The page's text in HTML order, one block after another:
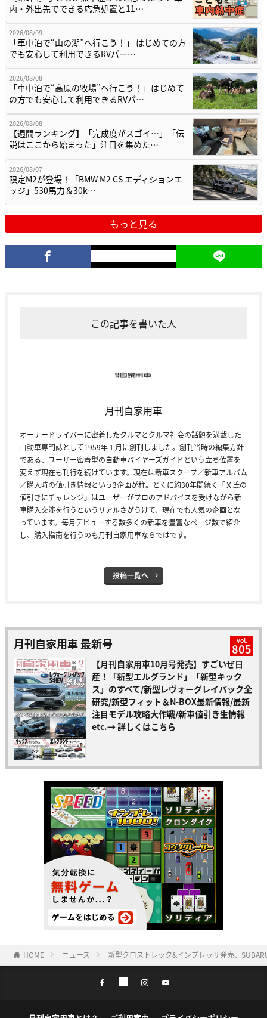
内・外出先でできる応急処置と11…
2026/08/09
「車中泊で“山の湖”へ行こう！」 はじめての方
でも安心して利用できるRVパー…
2026/08/08
「車中泊で“高原の牧場”へ行こう！」はじめて
の方でも安心して利用できるRVパ…
2026/08/08
【週間ランキング】「完成度がスゴイ…」「伝
説はここから始まった」注目を集めた…
2026/08/07
限定M2が登場！「BMW M2 CS エディションエ
ッジ」530馬力＆30k…
もっと見る
この記事を書いた人
月刊自家用車
オーナードライバーに密着したクルマとクルマ社会の話題を満載した
自動車専門誌として1959年１月に創刊しました。創刊当時の編集方針
である、ユーザー密着型の自動車バイヤーズガイドという立ち位置を
変えず現在も刊行を続けています。現在は新車スクープ／新車アルバム
／購入時の値引き情報という3企画が柱。とくに約30年間続く「Ｘ氏の
値引きにチャレンジ」はユーザーがプロのアドバイスを受けながら新
車購入交渉を行うというリアルさがうけて、現在でも人気の企画とな
っています。毎月デビューする数多くの新車を豊富なページ数で紹介
し、購入指南を行うのも月刊自家用車ならではです。
投稿一覧へ
月刊自家用車 最新号 vol.
805
【月刊自家用車10月号発売】すごいぜ日
産！「新型エルグランド」「新型キック
ス」のすべて/新型レヴォーグレイバック全
研究/新型フィット＆N-BOX最新情報/最新
注目モデル攻略大作戦/新車値引き生情報
etc.→ 詳しくはこちら
HOME ニュース 新型クロストレック&インプレッサ発売、